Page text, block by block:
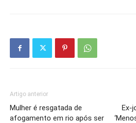
Artigo anterior
Mulher é resgatada de
afogamento em rio após ser
Ex-